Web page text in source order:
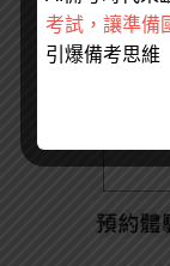
考試，讓準備
引爆備考思維